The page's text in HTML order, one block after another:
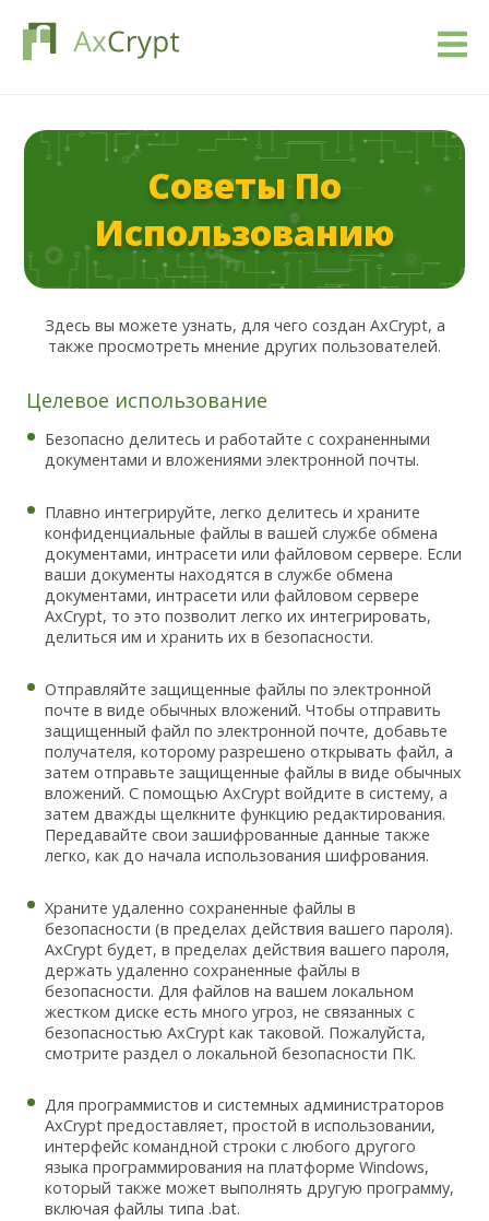
Наш продукт
Индустрии
Ресурсы
Блог
Войти
Советы По
Использованию
Здесь вы можете узнать, для чего создан AxCrypt, а
также просмотреть мнение других пользователей.
Целевое использование
Безопасно делитесь и работайте с сохраненными
документами и вложениями электронной почты.
Плавно интегрируйте, легко делитесь и храните
конфиденциальные файлы в вашей службе обмена
документами, интрасети или файловом сервере. Если
ваши документы находятся в службе обмена
документами, интрасети или файловом сервере
AxCrypt, то это позволит легко их интегрировать,
делиться им и хранить их в безопасности.
Отправляйте защищенные файлы по электронной
почте в виде обычных вложений. Чтобы отправить
защищенный файл по электронной почте, добавьте
получателя, которому разрешено открывать файл, а
затем отправьте защищенные файлы в виде обычных
вложений. С помощью AxCrypt войдите в систему, а
затем дважды щелкните функцию редактирования.
Передавайте свои зашифрованные данные также
легко, как до начала использования шифрования.
Храните удаленно сохраненные файлы в
безопасности (в пределах действия вашего пароля).
AxCrypt будет, в пределах действия вашего пароля,
держать удаленно сохраненные файлы в
безопасности. Для файлов на вашем локальном
жестком диске есть много угроз, не связанных с
безопасностью AxCrypt как таковой. Пожалуйста,
смотрите раздел о локальной безопасности ПК.
Для программистов и системных администраторов
AxCrypt предоставляет, простой в использовании,
интерфейс командной строки с любого другого
языка программирования на платформе Windows,
который также может выполнять другую программу,
включая файлы типа .bat.